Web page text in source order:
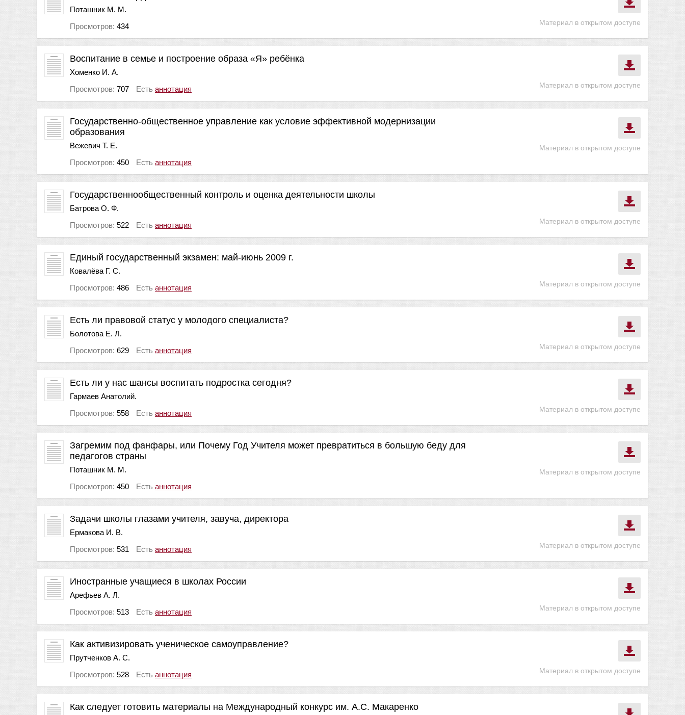
Материал в открытом доступе
Поташник М. М.
Просмотров: 434
Материал в открытом доступе
Воспитание в семье и построение образа «Я» ребёнка
Хоменко И. А.
Просмотров: 707 Есть аннотация
Материал в открытом доступе
Государственно-общественное управление как условие эффективной модернизации
образования
Вежевич Т. Е.
Просмотров: 450 Есть аннотация
Материал в открытом доступе
Государственнообщественный контроль и оценка деятельности школы
Батрова О. Ф.
Просмотров: 522 Есть аннотация
Материал в открытом доступе
Единый государственный экзамен: май-июнь 2009 г.
Ковалёва Г. С.
Просмотров: 486 Есть аннотация
Материал в открытом доступе
Есть ли правовой статус у молодого специалиста?
Болотова Е. Л.
Просмотров: 629 Есть аннотация
Материал в открытом доступе
Есть ли у нас шансы воспитать подростка сегодня?
Гармаев Анатолий.
Просмотров: 558 Есть аннотация
Материал в открытом доступе
Загремим под фанфары, или Почему Год Учителя может превратиться в большую беду для
педагогов страны
Поташник М. М.
Просмотров: 450 Есть аннотация
Материал в открытом доступе
Задачи школы глазами учителя, завуча, директора
Ермакова И. В.
Просмотров: 531 Есть аннотация
Материал в открытом доступе
Иностранные учащиеся в школах России
Арефьев А. Л.
Просмотров: 513 Есть аннотация
Материал в открытом доступе
Как активизировать ученическое самоуправление?
Прутченков А. С.
Просмотров: 528 Есть аннотация
Как следует готовить материалы на Международный конкурс им. А.С. Макаренко